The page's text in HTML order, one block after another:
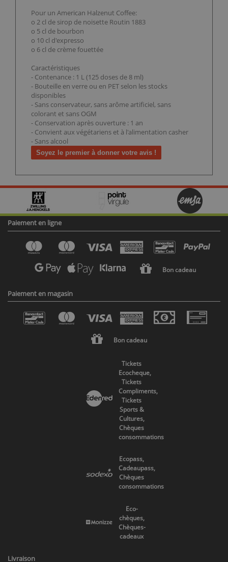
Pour un American Halzenut Coffee:
o 2 cl de sirop de noisette Routin 1883
o 5 cl de bourbon
o 10 cl d'expresso
o 6 cl de crème fouettée
Caractéristiques
- Contenance : 1 L (125 doses de 8 ml)
- Bouteille en verre ou en PET selon les stocks
disponibles
- Sans conservateur, sans arôme artificiel, sans
colorant et sans OGM
- Conservation après ouverture : 1 an
- Convient aux végétariens et à l'alimentation casher
- Sans alcool
Soyez le premier à donner votre avis !
Paiement en ligne
Bon cadeau
Paiement en magasin
Bon cadeau
Tickets
Ecocheque,
Tickets
Compliments,
Tickets
Sports &
Cultures,
Chèques
consommations
Ecopass,
Cadeaupass,
Chèques
consommations
Eco-
chèques,
Chèques-
cadeaux
Livraison